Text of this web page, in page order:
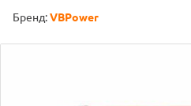
Бренд:VBPower